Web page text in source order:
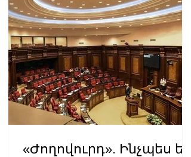
«Ժողովուրդ». Ինչպես են